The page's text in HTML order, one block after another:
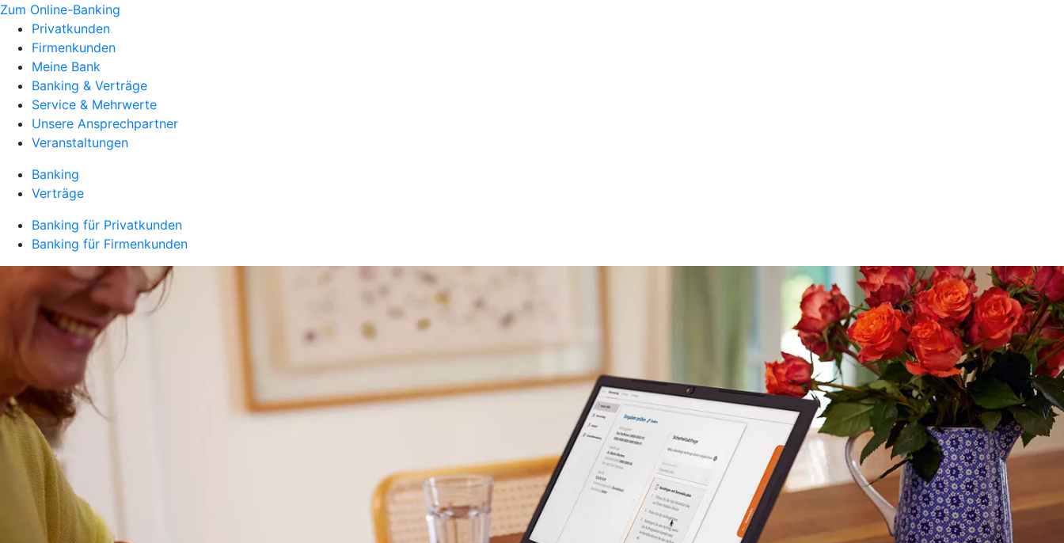
Zum Online-Banking
Privatkunden
Firmenkunden
Meine Bank
Banking & Verträge
Service & Mehrwerte
Unsere Ansprechpartner
Veranstaltungen
Banking
Verträge
Banking für Privatkunden
Banking für Firmenkunden